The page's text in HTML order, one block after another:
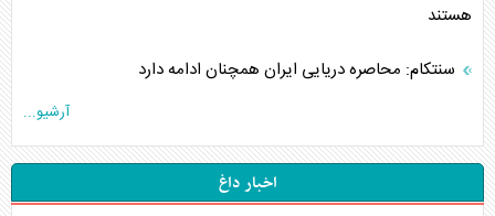
هستند
سنتکام: محاصره دریایی ایران همچنان ادامه دارد
آرشیو...
اخبار داغ